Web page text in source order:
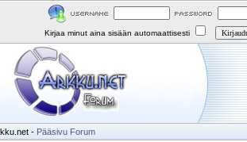
Kirjaa minut aina sisään automaattisesti
- Pääsivu Forum